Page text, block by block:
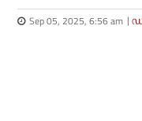
Sep 05, 2025, 6:56 am